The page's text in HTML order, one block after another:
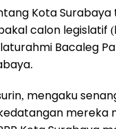
Kota
calon legislatif
Bacaleg
mengaku
mereka